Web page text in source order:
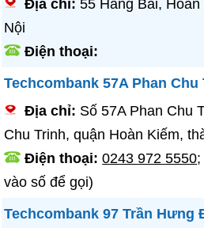
Địa chỉ:55 Hàng Bài,
Nội
Điện thoại:
Techcombank 57A Phan Chu
Địa chỉ: Số 57A Phan Chu
Chu Trinh, quận Hoàn Kiếm,
Điện thoại:0243 972 5550
vào số để gọi)
Techcombank 97 Trần Hưng